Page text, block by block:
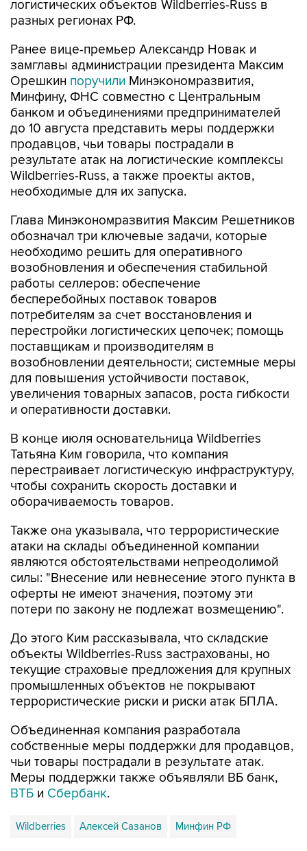
логистических объектов Wildberries-Russ в
разных регионах РФ.
Ранее вице-премьер Александр Новак и
замглавы администрации президента Максим
Орешкин поручили Минэкономразвития,
Минфину, ФНС совместно с Центральным
банком и объединениями предпринимателей
до 10 августа представить меры поддержки
продавцов, чьи товары пострадали в
результате атак на логистические комплексы
Wildberries-Russ, а также проекты актов,
необходимые для их запуска.
Глава Минэкономразвития Максим Решетников
обозначал три ключевые задачи, которые
необходимо решить для оперативного
возобновления и обеспечения стабильной
работы селлеров: обеспечение
бесперебойных поставок товаров
потребителям за счет восстановления и
перестройки логистических цепочек; помощь
поставщикам и производителям в
возобновлении деятельности; системные меры
для повышения устойчивости поставок,
увеличения товарных запасов, роста гибкости
и оперативности доставки.
В конце июля основательница Wildberries
Татьяна Ким говорила, что компания
перестраивает логистическую инфраструктуру,
чтобы сохранить скорость доставки и
оборачиваемость товаров.
Также она указывала, что террористические
атаки на склады объединенной компании
являются обстоятельствами непреодолимой
силы: "Внесение или невнесение этого пункта в
оферты не имеют значения, поэтому эти
потери по закону не подлежат возмещению".
До этого Ким рассказывала, что складские
объекты Wildberries-Russ застрахованы, но
текущие страховые предложения для крупных
промышленных объектов не покрывают
террористические риски и риски атак БПЛА.
Объединенная компания разработала
собственные меры поддержки для продавцов,
чьи товары пострадали в результате атак.
Меры поддержки также объявляли ВБ банк,
ВТБ и Сбербанк.
Wildberries Алексей Сазанов Минфин РФ